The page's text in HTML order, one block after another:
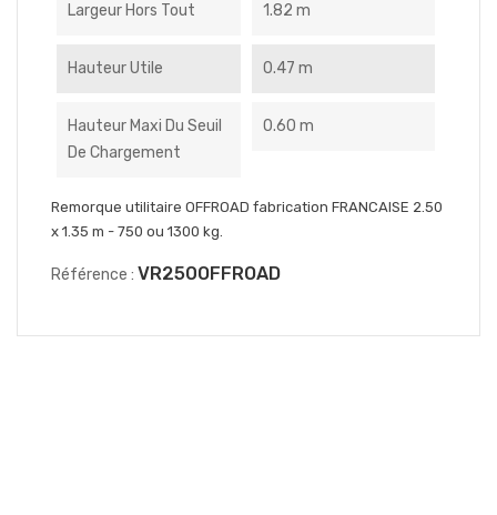
Largeur Hors Tout 1.82 m
Hauteur Utile 0.47 m
Hauteur Maxi Du Seuil
De Chargement
0.60 m
Remorque utilitaire OFFROAD fabrication FRANCAISE 2.50
x 1.35 m - 750 ou 1300 kg.
Référence : VR250OFFROAD